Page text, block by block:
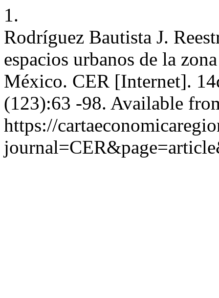
1.
Rodríguez Bautista J.
espacios urbanos de la
México. CER [Internet].
(123):63 -98. Available
https://